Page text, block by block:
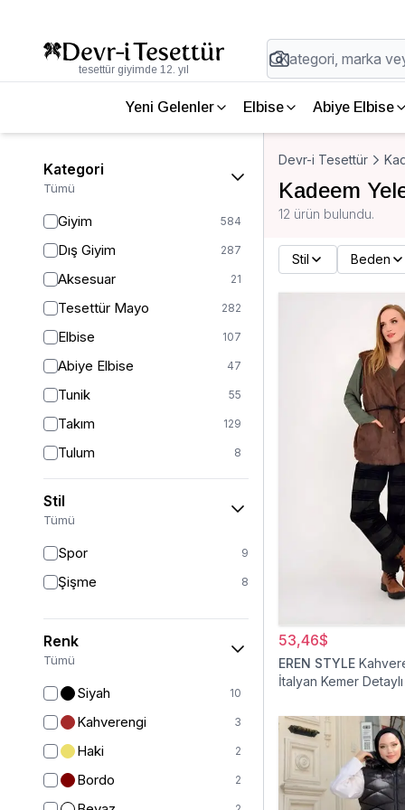
tesettür giyimde 12. yıl
Yeni Gelenler Elbise Abiye Elbise
Kategori
Tümü
Giyim 584
Dış Giyim 287
Aksesuar 21
Tesettür Mayo 282
Elbise 107
Abiye Elbise 47
Tunik 55
Takım 129
Tulum 8
Pantolon 151
Etek 19
Şal 6
Bone
Ferace
Kap & Pardesü
Trençkot
Hırka
Stil
Tümü
Spor 9
Şişme 8
Renk
Tümü
Siyah 10
Kahverengi 3
Haki 2
Bordo 2
Devr-i Tesettür
Kadeem
12 ürün bulundu.
Stil Beden
53,46$
EREN STYLE
İtalyan Kemer